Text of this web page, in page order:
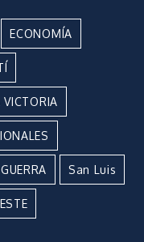
ECONOMÍA
VICTORIA
San Luis